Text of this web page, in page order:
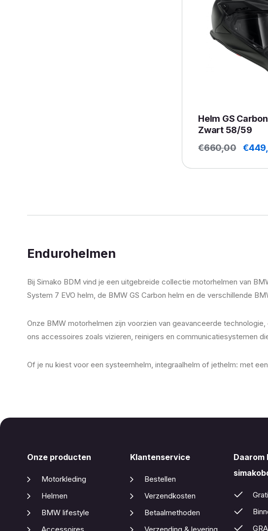
Helm GS
Zwart 58/59
€660,00 €
Endurohelmen
Bij Simako BDM vind je een uitgebreide collectie motorhelmen van
System 7 EVO helm, de BMW GS Carbon helm en de verschillende
Onze BMW motorhelmen zijn voorzien van geavanceerde
ons accessoires zoals vizieren, reinigers en communicatie­systemen
Of je nu kiest voor een systeemhelm, integraalhelm of jethelm: met
Onze producten
Motorkleding
Helmen
BMW lifestyle
Accessoires
Klantenservice
Bestellen
Verzendkosten
Betaalmethoden
Verzending & levering
Daarom